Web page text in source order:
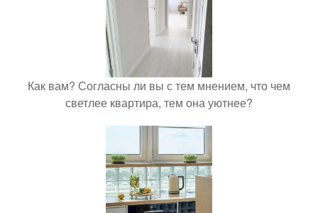
Как вам? Согласны ли вы с тем мнением, что чем
светлее квартира, тем она уютнее?